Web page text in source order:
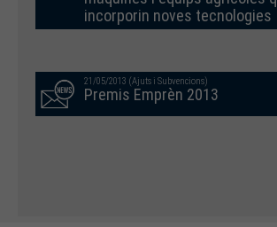
incorporin noves tecnologies
21/05/2013 (Ajuts i Subvencions)
Premis Emprèn 2013